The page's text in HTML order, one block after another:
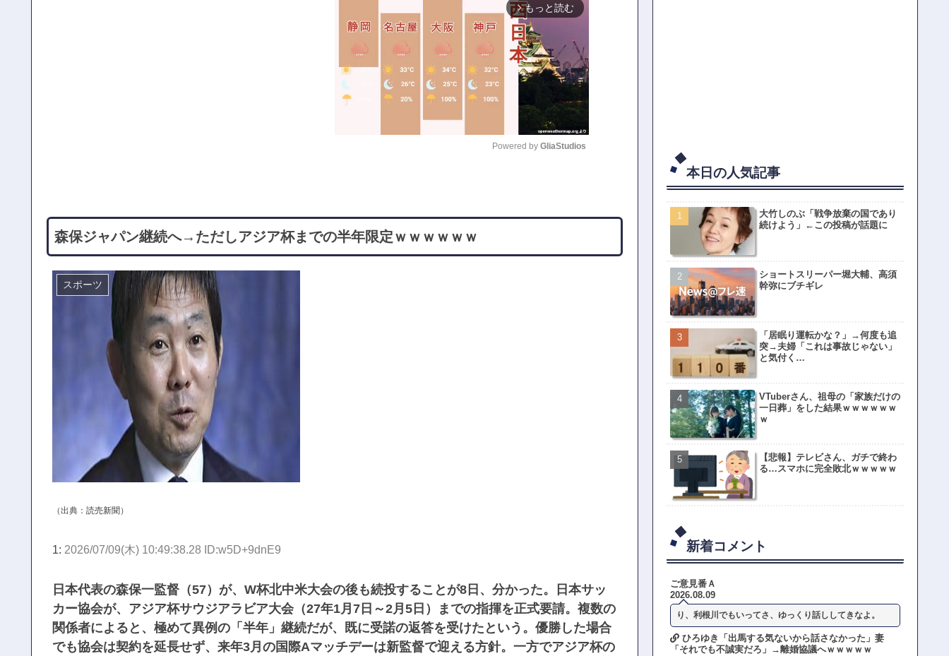
arrow_forward_ios もっと読む
Powered by GliaStudios
森保ジャパン継続へ→ただしアジア杯までの半年限定ｗｗｗｗｗｗ
スポーツ
（出典： 読売新聞 ）
1: 2026/07/09(木) 10:49:38.28 ID:w5D+9dnE9
日本代表の森保一監督（57）が、W杯北中米大会の後も続投することが8日、分かった。日本サッ
カー協会が、アジア杯サウジアラビア大会（27年1月7日～2月5日）までの指揮を正式要請。複数の
関係者によると、極めて異例の「半年」継続だが、既に受諾の返答を受けたという。優勝した場合
でも協会は契約を延長せず、来年3月の国際Aマッチデーは新監督で迎える方針。一方でアジア杯の
本日の人気記事
大竹しのぶ「戦争放棄の国であり
続けよう」←この投稿が話題に
ショートスリーパー堀大輔、高須
幹弥にブチギレ
「居眠り運転かな？」→何度も追
突→夫婦「これは事故じゃない」
と気付く…
VTuberさん、祖母の「家族だけの
一日葬」をした結果ｗｗｗｗｗｗ
ｗ
【悲報】テレビさん、ガチで終わ
る…スマホに完全敗北ｗｗｗｗｗ
新着コメント
ご意見番Ａ
2026.08.09
り、利根川でもいってさ、ゆっくり話ししてきなよ。
ひろゆき「出馬する気ないから話さなかった」妻
「それでも不誠実だろ」→離婚協議へｗｗｗｗｗ